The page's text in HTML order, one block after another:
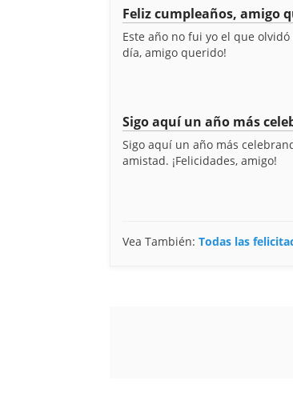
Feliz cumpleaños, amigo
Este año no fui yo el que olvidó
día, amigo querido!
Sigo aquí un año más
Sigo aquí un año más
amistad. ¡Felicidades, amigo!
Vea También: Todas las